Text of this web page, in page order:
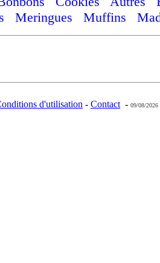
Meringues Muffins
d'utilisation - Contact - 09/08/2026